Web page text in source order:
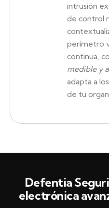
intrusión
de control
perímetro
continua,
medible y
adapta a
de tu
Defentia
electrónica